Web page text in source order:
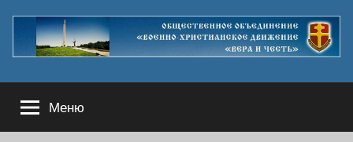
содержимому
Меню